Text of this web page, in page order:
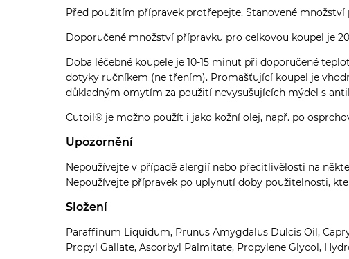
Před použitím přípravek protřepejte. Stanovené množství
Doporučené množství přípravku pro celkovou koupel je
Doba léčebné koupele je 10-15 minut při doporučené
dotyky ručníkem (ne třením). Promašťující koupel je
důkladným omytím za použití nevysušujících mýdel s
Cutoil® je možno použít i jako kožní olej, např. po
Upozornění
Nepoužívejte v případě alergií nebo přecitlivělosti na
Nepoužívejte přípravek po uplynutí doby použitelnosti,
Složení
Paraffinum Liquidum, Prunus Amygdalus Dulcis Oil,
Propyl Gallate, Ascorbyl Palmitate, Propylene Glycol,